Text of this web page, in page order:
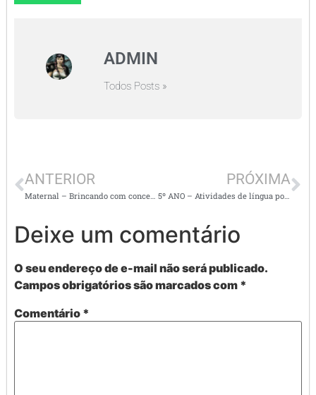
ADMIN
Todos Posts »
ANTERIOR
Maternal – Brincando com conceitos matemáticos
PRÓXIMA
5º ANO – Atividades de língua portuguesa
Deixe um comentário
O seu endereço de e-mail não será publicado.
Campos obrigatórios são marcados com *
Comentário *